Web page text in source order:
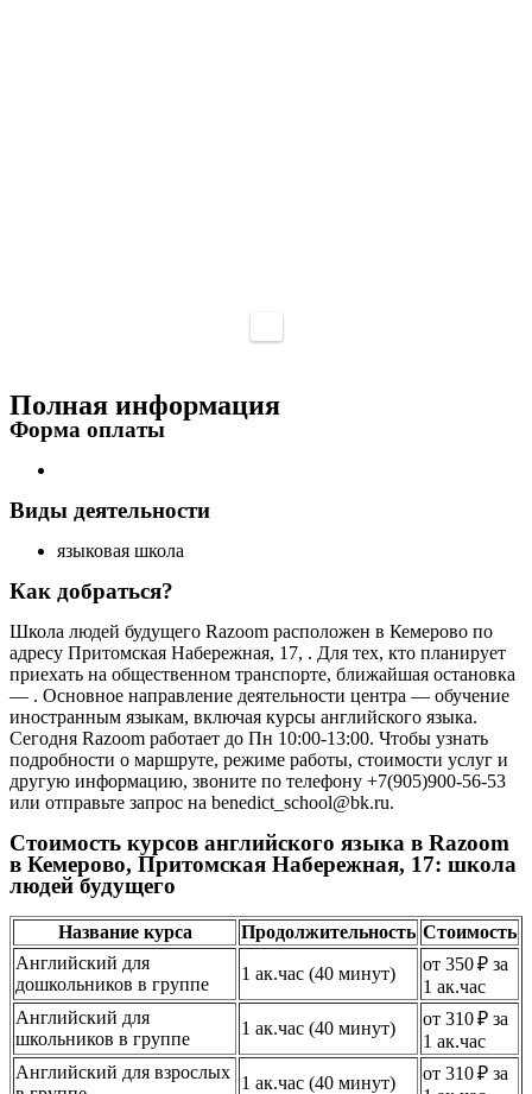
Полная информация
Форма оплаты
Виды деятельности
языковая школа
Как добраться?
Школа людей будущего Razoom расположен в Кемерово по
адресу Притомская Набережная, 17, . Для тех, кто планирует
приехать на общественном транспорте, ближайшая остановка
— . Основное направление деятельности центра — обучение
иностранным языкам, включая курсы английского языка.
Сегодня Razoom работает до Пн 10:00-13:00. Чтобы узнать
подробности о маршруте, режиме работы, стоимости услуг и
другую информацию, звоните по телефону +7(905)900-56-53
или отправьте запрос на benedict_school@bk.ru.
Стоимость курсов английского языка в Razoom
в Кемерово, Притомская Набережная, 17: школа
людей будущего
Название курса Продолжительность Стоимость
Английский для
дошкольников в группе
1 ак.час (40 минут)
от 350 ₽ за
1 ак.час
Английский для
школьников в группе
1 ак.час (40 минут)
от 310 ₽ за
1 ак.час
Английский для взрослых
1 ак.час (40 минут)
от 310 ₽ за